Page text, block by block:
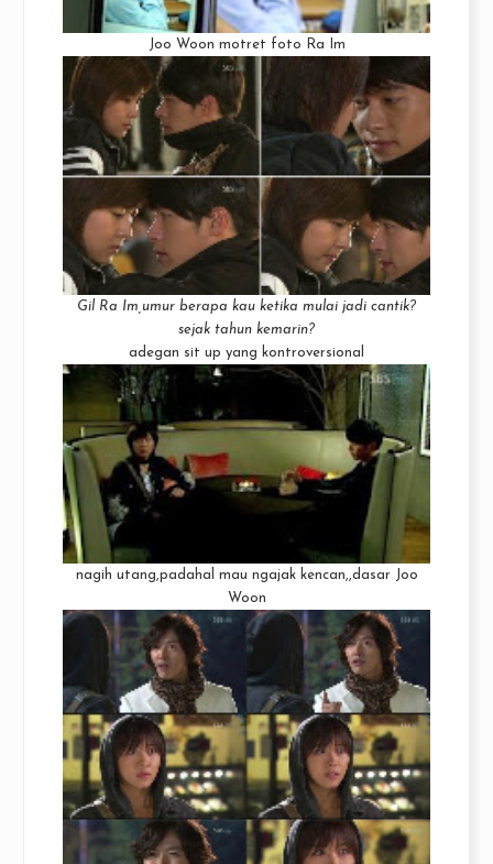
Joo Woon motret foto Ra Im
Gil Ra Im,umur berapa kau ketika mulai jadi cantik?
sejak tahun kemarin?
adegan sit up yang kontroversional
nagih utang,padahal mau ngajak kencan,,dasar Joo
Woon